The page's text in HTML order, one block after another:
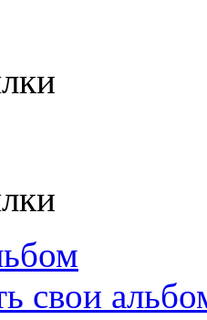
свои